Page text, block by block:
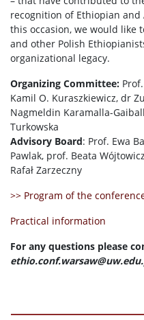
recognition of Ethiopian and
this occasion, we would like
and other Polish
organizational legacy.
Organizing Committee:
Kamil O. Kuraszkiewicz, dr
Nagmeldin Karamalla-
Turkowska
Advisory Board: Prof. Ewa
Pawlak, prof. Beata
Rafał Zarzeczny
>> Program of the
Practical information
For any questions please